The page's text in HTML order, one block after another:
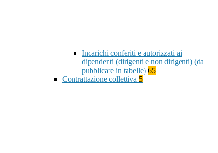
Incarichi conferiti e autorizzati ai
dipendenti (dirigenti e non dirigenti) (da
pubblicare in tabelle) 65
Contrattazione collettiva 5